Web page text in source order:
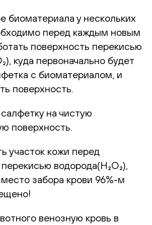
у нескольких
перед каждым новым
поверхность перекисью
куда первоначально будет
с биоматериалом, и
поверхность.
на чистую
поверхность.
участок кожи перед
водорода(H₂O₂),
забора крови 96%-м
венозную кровь в